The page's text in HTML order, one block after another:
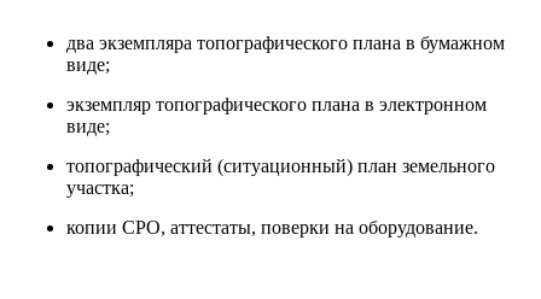
два экземпляра топографического плана в бумажном
виде;
экземпляр топографического плана в электронном
виде;
топографический (ситуационный) план земельного
участка;
копии СРО, аттестаты, поверки на оборудование.